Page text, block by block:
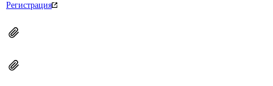
Регистрация